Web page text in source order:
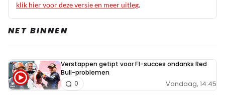
Wolly-XP
6 mei 2022 06:20
Red Bull heeft ook weer updates heb ik gelezen. Tellen die
niet mee?
klik hier voor deze versie en meer uitleg.
NET BINNEN
Verstappen getipt voor F1-succes ondanks Red
Bull-problemen
Vandaag, 14:45
0